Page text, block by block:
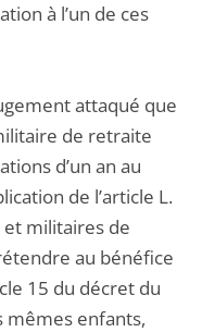
à l’un de ces
attaqué que
de retraite
d’un an au
de l’article L.
et militaires de
au bénéfice
15 du décret du
mêmes enfants,